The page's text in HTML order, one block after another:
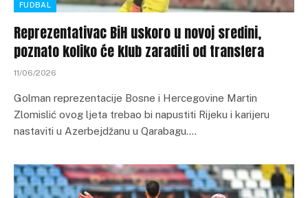
FUDBAL
Reprezentativac BiH uskoro u novoj sredini,
poznato koliko će klub zaraditi od transfera
11/06/2026
Golman reprezentacije Bosne i Hercegovine Martin
Zlomislić ovog ljeta trebao bi napustiti Rijeku i karijeru
nastaviti u Azerbejdžanu u Qarabagu.…